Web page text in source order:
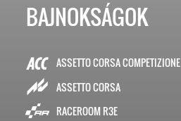
BAJNOKSÁGOK
ASSETTO CORSA COMPETIZIONE
ASSETTO CORSA
RACEROOM R3E